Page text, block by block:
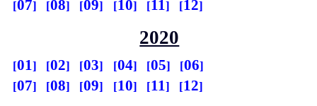
07 08 09 10 11 12
2020
01 02 03 04 05
06
07
08 09 10 11 12